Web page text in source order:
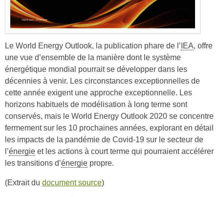
Le World Energy Outlook, la publication phare de l’IEA, offre
une vue d’ensemble de la manière dont le système
énergétique mondial pourrait se développer dans les
décennies à venir. Les circonstances exceptionnelles de
cette année exigent une approche exceptionnelle. Les
horizons habituels de modélisation à long terme sont
conservés, mais le World Energy Outlook 2020 se concentre
fermement sur les 10 prochaines années, explorant en détail
les impacts de la pandémie de Covid-19 sur le secteur de
l’énergie et les actions à court terme qui pourraient accélérer
les transitions d’énergie propre.
(Extrait du document source)